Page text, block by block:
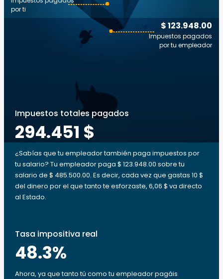
$ 123.948.00
Impuestos pagados
por tu empleador
por ti
Impuestos totales pagados
294.451 $
¿Sabías que tu empleador también paga impuestos por
tu salario? Tu empleador paga $ 123.948.00 sobre tu
salario de $ 485.500.00. Es decir, cada vez que gastas 10 $
del dinero por el que tanto te esforzaste, 6,06 $ va directo
al Estado.
Tasa impositiva real
48.3%
Ahora, ya que tanto tú como tu empleador pagáis